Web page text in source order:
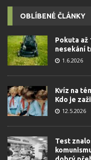
OBLÍBENÉ ČLÁNKY
Pokuta až
nesekání
1.6.2026
Kvíz na
Kdo je
12.5.2026
Test